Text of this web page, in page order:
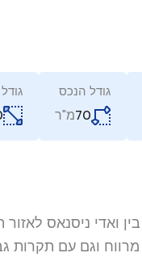
גודל הנכס
70מ"ר
ואדי ניסנאס
כשכל חדר היה גם מרווח